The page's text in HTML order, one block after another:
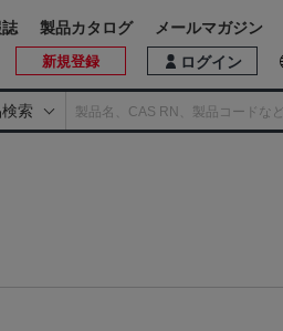
索
ログイン
新規登録
製品カタログ メールマガジン